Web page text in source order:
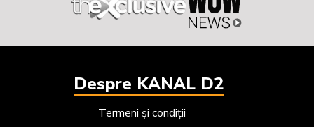
Despre KANAL D2
Termeni și condiții